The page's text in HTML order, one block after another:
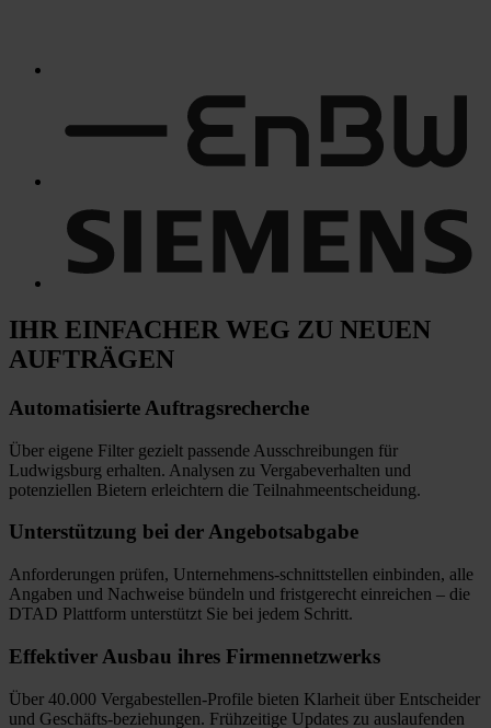
IHR EINFACHER WEG ZU NEUEN
AUFTRÄGEN
Automatisierte Auftragsrecherche
Über eigene Filter gezielt passende Ausschreibungen für
Ludwigsburg erhalten. Analysen zu Vergabeverhalten und
potenziellen Bietern erleichtern die Teilnahmeentscheidung.
Unterstützung bei der Angebotsabgabe
Anforderungen prüfen, Unternehmens-schnittstellen einbinden, alle
Angaben und Nachweise bündeln und fristgerecht einreichen – die
DTAD Plattform unterstützt Sie bei jedem Schritt.
Effektiver Ausbau ihres Firmennetzwerks
Über 40.000 Vergabestellen-Profile bieten Klarheit über Entscheider
und Geschäfts-beziehungen. Frühzeitige Updates zu auslaufenden